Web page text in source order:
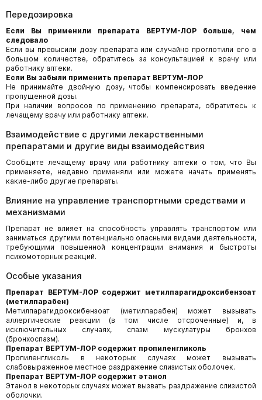
Передозировка
Если Вы применили препарата ВЕРТУМ-ЛОР больше, чем
следовало
Если вы превысили дозу препарата или случайно проглотили его в
большом количестве, обратитесь за консультацией к врачу или
работнику аптеки.
Если Вы забыли применить препарат ВЕРТУМ-ЛОР
Не принимайте двойную дозу, чтобы компенсировать введение
пропущенной дозы.
При наличии вопросов по применению препарата, обратитесь к
лечащему врачу или работнику аптеки.
Взаимодействие с другими лекарственными
препаратами и другие виды взаимодействия
Сообщите лечащему врачу или работнику аптеки о том, что Вы
применяете, недавно применяли или можете начать применять
какие-либо другие препараты.
Влияние на управление транспортными средствами и
механизмами
Препарат не влияет на способность управлять транспортом или
заниматься другими потенциально опасными видами деятельности,
требующими повышенной концентрации внимания и быстроты
психомоторных реакций.
Особые указания
Препарат ВЕРТУМ-ЛОР содержит метилпарагидроксибензоат
(метилпарабен)
Метилпарагидроксибензоат (метилпарабен) может вызывать
аллергические реакции (в том числе отсроченные) и, в
исключительных случаях, спазм мускулатуры бронхов
(бронхоспазм).
Препарат ВЕРТУМ-ЛОР содержит пропиленгликоль
Пропиленгликоль в некоторых случаях может вызывать
слабовыраженное местное раздражение слизистых оболочек.
Препарат ВЕРТУМ-ЛОР содержит этанол
Этанол в некоторых случаях может вызвать раздражение слизистой
оболочки.